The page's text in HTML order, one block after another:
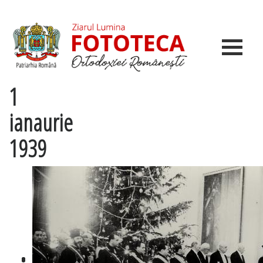
1
ianaurie
1939